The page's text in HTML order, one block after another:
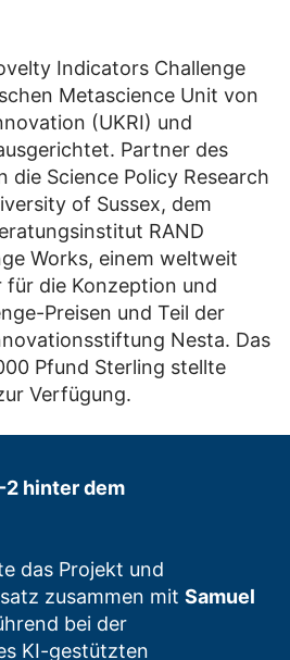
Indicators Challenge
Metascience Unit von
(UKRI) und
Partner des
die Science Policy Research
of Sussex, dem
RAND
Works, einem weltweit
die Konzeption und
Preisen und Teil der
Nesta. Das
Pfund Sterling stellte
Verfügung.
2 hinter dem
das Projekt und
zusammen mit Samuel
bei der
KI-gestützten